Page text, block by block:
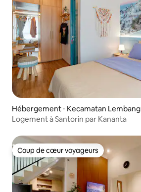
Hébergement ⋅ Kecamatan Lembang
Logement à Santorin par Kananta
Coup de cœur voyageurs
Coup de cœur voyageurs